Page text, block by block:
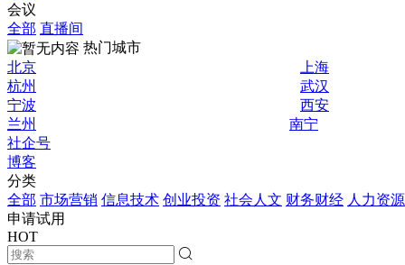
会议
全部 直播间
热门城市
北京
上海
杭州
武汉
宁波
西安
兰州
南宁
社企号
博客
分类
全部 市场营销 信息技术 创业投资 社会人文 财务财经 人力资源
申请试用
HOT